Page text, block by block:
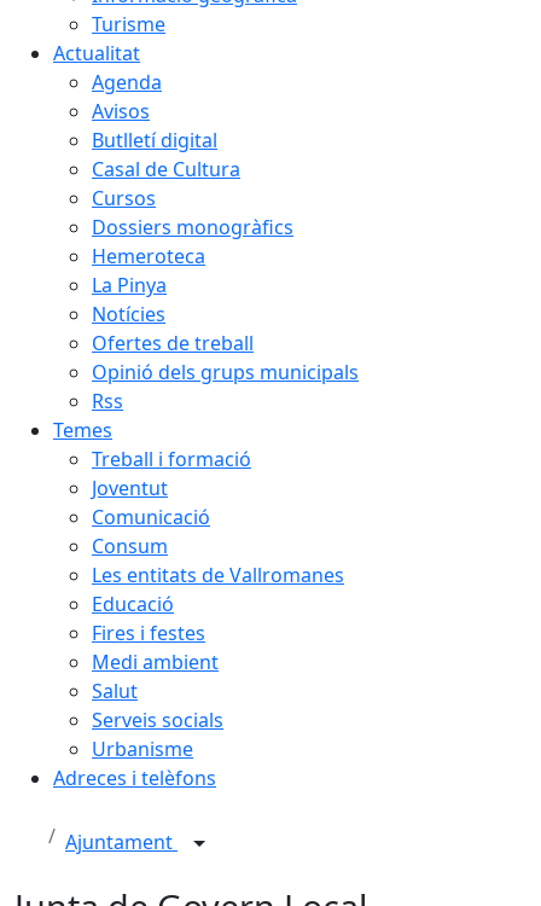
Turisme
Actualitat
Agenda
Avisos
Butlletí digital
Casal de Cultura
Cursos
Dossiers monogràfics
Hemeroteca
La Pinya
Notícies
Ofertes de treball
Opinió dels grups municipals
Rss
Temes
Treball i formació
Joventut
Comunicació
Consum
Les entitats de Vallromanes
Educació
Fires i festes
Medi ambient
Salut
Serveis socials
Urbanisme
Adreces i telèfons
Ajuntament